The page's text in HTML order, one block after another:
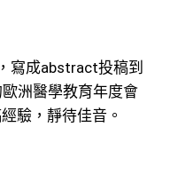
寫成abstract投稿到
洲醫學教育年度會
驗，靜待佳音。